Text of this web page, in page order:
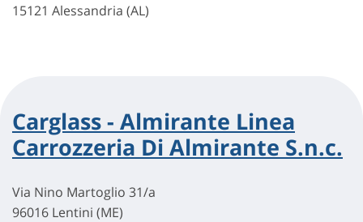
15121 Alessandria (AL)
Carglass - Almirante Linea
Carrozzeria Di Almirante S.n.c.
Via Nino Martoglio 31/a
96016 Lentini (ME)